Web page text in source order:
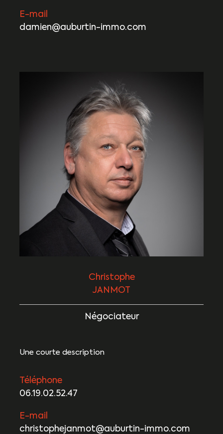
E-mail
damien@auburtin-immo.com
Christophe
JANMOT
Négociateur
Une courte description
Téléphone
06.19.02.52.47
E-mail
christophejanmot@auburtin-immo.com